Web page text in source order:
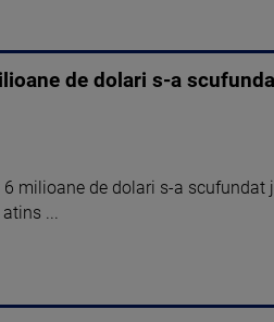
de dolari s-a
milioane de dolari s-a scufundat
...